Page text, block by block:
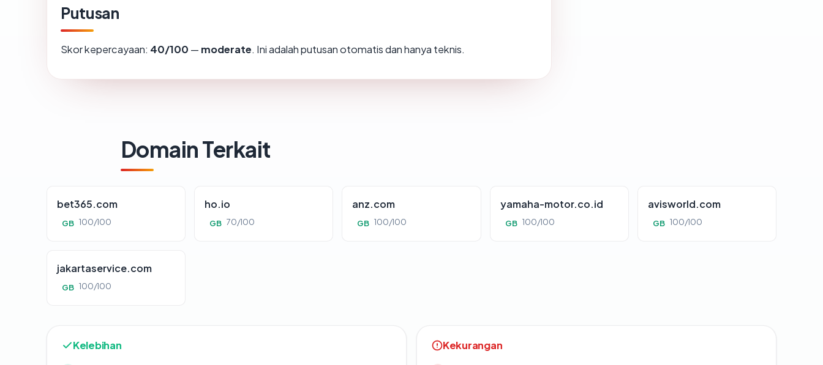
Putusan
Skor kepercayaan: 40/100 — moderate. Ini adalah putusan otomatis dan hanya teknis.
Domain Terkait
bet365.com
GB 100/100
ho.io
GB 70/100
anz.com
GB 100/100
yamaha-motor.co.id
GB 100/100
avisworld.com
GB 100/100
jakartaservice.com
GB 100/100
Kelebihan Kekurangan